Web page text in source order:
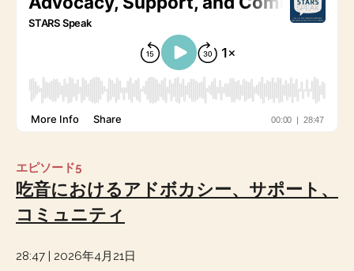
エピソード5
吃音におけるアドボカシー、サポート、
コミュニティ
28:47 | 2026年4月21日